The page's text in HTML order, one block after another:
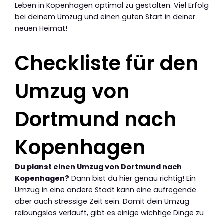
Leben in Kopenhagen optimal zu gestalten. Viel Erfolg
bei deinem Umzug und einen guten Start in deiner
neuen Heimat!
Checkliste für den
Umzug von
Dortmund nach
Kopenhagen
Du planst einen Umzug von Dortmund nach
Kopenhagen? Dann bist du hier genau richtig! Ein
Umzug in eine andere Stadt kann eine aufregende
aber auch stressige Zeit sein. Damit dein Umzug
reibungslos verläuft, gibt es einige wichtige Dinge zu